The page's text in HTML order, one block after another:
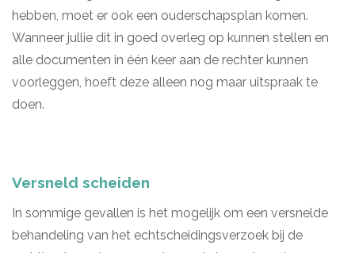
hebben, moet er ook een ouderschapsplan komen.
Wanneer jullie dit in goed overleg op kunnen stellen en
alle documenten in één keer aan de rechter kunnen
voorleggen, hoeft deze alleen nog maar uitspraak te
doen.
Versneld scheiden
In sommige gevallen is het mogelijk om een versnelde
behandeling van het echtscheidingsverzoek bij de